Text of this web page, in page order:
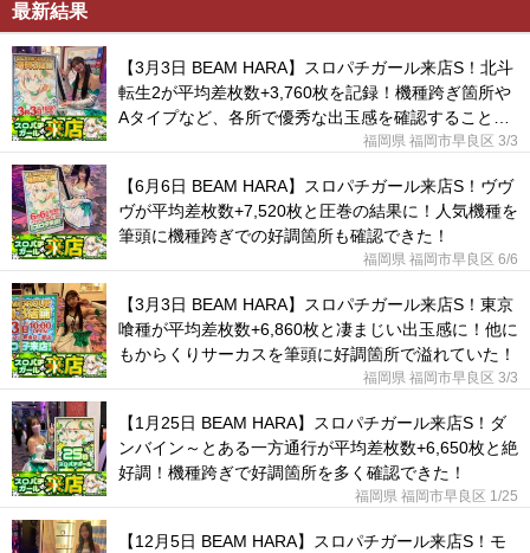
最新結果
【3月3日 BEAM HARA】スロパチガール来店S！北斗
転生2が平均差枚数+3,760枚を記録！機種跨ぎ箇所や
Aタイプなど、各所で優秀な出玉感を確認することが
福岡県 福岡市早良区 3/3
【6月6日 BEAM HARA】スロパチガール来店S！ヴヴ
ヴが平均差枚数+7,520枚と圧巻の結果に！人気機種を
筆頭に機種跨ぎでの好調箇所も確認できた！
福岡県 福岡市早良区 6/6
【3月3日 BEAM HARA】スロパチガール来店S！東京
喰種が平均差枚数+6,860枚と凄まじい出玉感に！他に
もからくりサーカスを筆頭に好調箇所で溢れていた！
福岡県 福岡市早良区 3/3
【1月25日 BEAM HARA】スロパチガール来店S！ダ
ンバイン～とある一方通行が平均差枚数+6,650枚と絶
好調！機種跨ぎで好調箇所を多く確認できた！
福岡県 福岡市早良区 1/25
【12月5日 BEAM HARA】スロパチガール来店S！モ